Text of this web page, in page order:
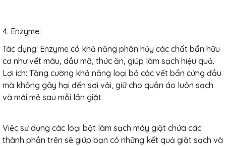
4. Enzyme:
Tác dụng: Enzyme có khả năng phân hủy các chất bẩn hữu
cơ như vết máu, dầu mỡ, thức ăn, giúp làm sạch hiệu quả.
Lợi ích: Tăng cường khả năng loại bỏ các vết bẩn cứng đầu
mà không gây hại đến sợi vải, giữ cho quần áo luôn sạch
và mới mẻ sau mỗi lần giặt.
Việc sử dụng các loại bột làm sạch máy giặt chứa các
thành phần trên sẽ giúp bạn có những kết quả giặt sạch và